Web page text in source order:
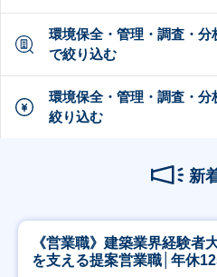
環境保全・管理・調査・分
で絞り込む
環境保全・管理・調査・分
絞り込む
新
《営業職》建築業界経験者
を支える提案営業職│年休